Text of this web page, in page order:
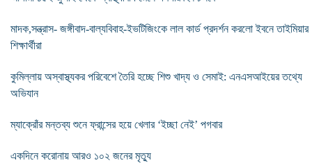
মাদক,সন্ত্রাস- জঙ্গীবাদ-বাল্যবিবাহ-ইভটিজিংকে লাল কার্ড প্রদর্শন করলো ইবনে তাইমিয়ার
শিক্ষার্থীরা
কুমিল্লায় অস্বাস্থ্যকর পরিবেশে তৈরি হচ্ছে শিশু খাদ্য ও সেমাই: এনএসআইয়ের তথ্যে
অভিযান
ম্যাক্রোঁর মন্তব্য শুনে ফ্রান্সের হয়ে খেলার ‘ইচ্ছা নেই’ পগবার
একদিনে করোনায় আরও ১০২ জনের মৃত্যু